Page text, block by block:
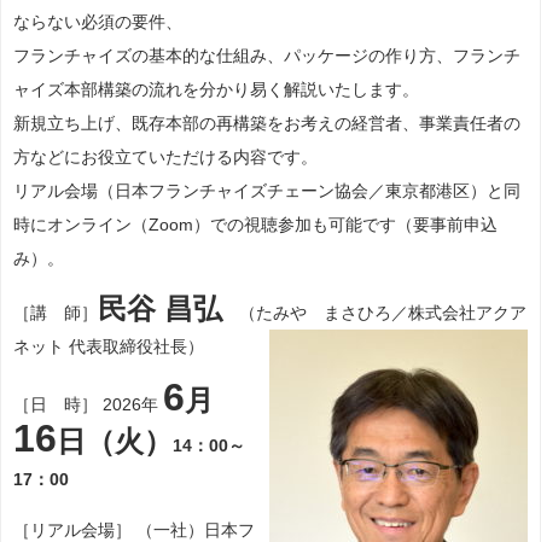
ならない必須の要件、
フランチャイズの基本的な仕組み、パッケージの作り方、フランチ
ャイズ本部構築の流れを分かり易く解説いたします。
新規立ち上げ、既存本部の再構築をお考えの経営者、事業責任者の
方などにお役立ていただける内容です。
リアル会場（日本フランチャイズチェーン協会／東京都港区）と同
時にオンライン（Zoom）での視聴参加も可能です（要事前申込
み）。
［講 師］ 民谷 昌弘 （たみや まさひろ／株式会社アクア
ネット 代表取締役社長）
［日 時］ 2026年 6月
16 日（火）
14：00～
17：00
［リアル会場］ （一社）日本フ